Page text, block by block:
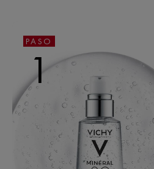
PASO
1